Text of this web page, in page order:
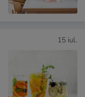
15 iul.